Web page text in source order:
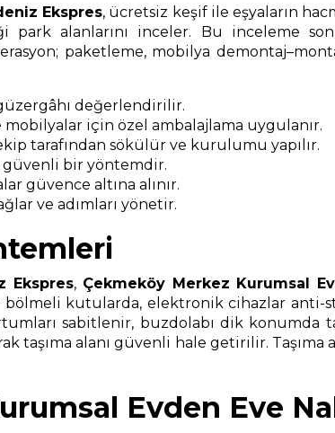
Ekspres, ücretsiz keşif ile eşyaların
park alanlarını inceler. Bu inceleme
paketleme, mobilya
değerlendirilir.
için özel ambalajlama uygulanır.
tarafından sökülür ve kurulumu yapılır.
güvenli bir yöntemdir.
güvence altına alınır.
ve adımları yönetir.
Ekspres, Çekmeköy Merkez Kurumsal
bölmeli kutularda, elektronik cihazlar
sabitlenir, buzdolabı dik konumda
alanı güvenli hale getirilir. Taşıma
Evden Eve